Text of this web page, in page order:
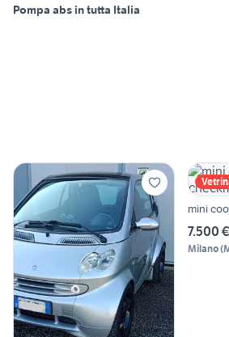
Pompa abs in tutta Italia
mini
7.500 €
Milano(